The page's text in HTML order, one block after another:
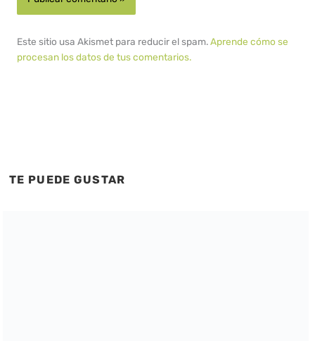
Este sitio usa Akismet para reducir el spam.Aprende cómo se
procesan los datos de tus comentarios.
TE PUEDE GUSTAR